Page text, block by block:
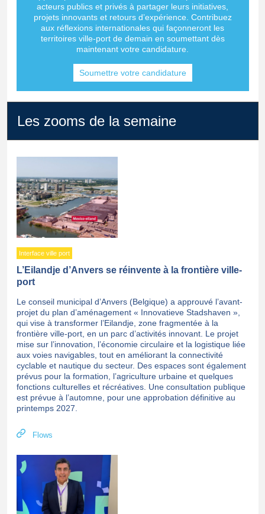
acteurs publics et privés à partager leurs initiatives,
projets innovants et retours d’expérience. Contribuez
aux réflexions internationales qui façonneront les
territoires ville-port de demain en soumettant dès
maintenant votre candidature.
Soumettre votre candidature
Les zooms de la semaine
Interface ville port
L’Eilandje d’Anvers se réinvente à la frontière ville-
port
Le conseil municipal d’Anvers (Belgique) a approuvé l’avant-
projet du plan d’aménagement « Innovatieve Stadshaven »,
qui vise à transformer l’Eilandje, zone fragmentée à la
frontière ville-port, en un parc d’activités innovant. Le projet
mise sur l’innovation, l’économie circulaire et la logistique liée
aux voies navigables, tout en améliorant la connectivité
cyclable et nautique du secteur. Des espaces sont également
prévus pour la formation, l’agriculture urbaine et quelques
fonctions culturelles et récréatives. Une consultation publique
est prévue à l’automne, pour une approbation définitive au
printemps 2027.
Flows